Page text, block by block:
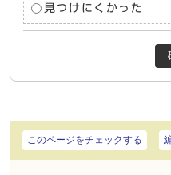
見つけにくかった
このページをチェックする